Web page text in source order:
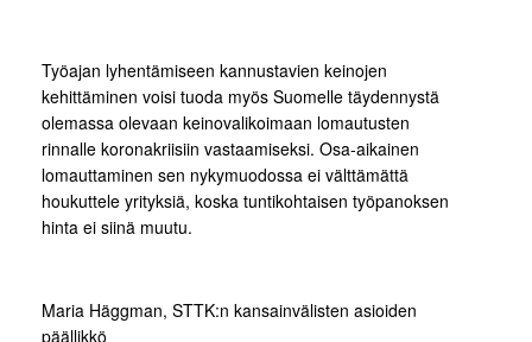
Työajan lyhentämiseen kannustavien keinojen
kehittäminen voisi tuoda myös Suomelle täydennystä
olemassa olevaan keinovalikoimaan lomautusten
rinnalle koronakriisiin vastaamiseksi. Osa-aikainen
lomauttaminen sen nykymuodossa ei välttämättä
houkuttele yrityksiä, koska tuntikohtaisen työpanoksen
hinta ei siinä muutu.
Maria Häggman, STTK:n kansainvälisten asioiden
päällikkö